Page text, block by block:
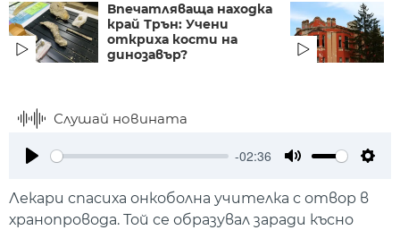
Впечатляваща находка
край Трън: Учени
откриха кости на
динозавър?
Слушай новината
-02:36
Лекари спасиха онкоболна учителка с отвор в
хранопровода. Той се образувал заради късно